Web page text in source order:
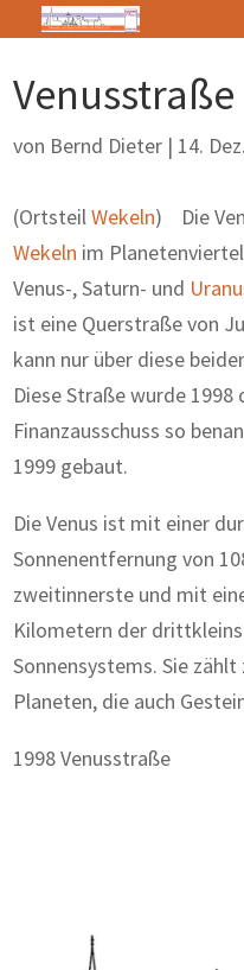
Venusstraße
von Bernd Dieter | 14.
(OrtsteilWekeln) Die
Wekeln im
Venus-, Saturn- und
ist eine Querstraße von
kann nur über diese
Diese Straße wurde
Finanzausschuss so
1999 gebaut.
Die Venus ist mit einer
Sonnenentfernung von
zweitinnerste und mit
Kilometern der
Sonnensystems. Sie
Planeten, die auch
1998 Venusstraße